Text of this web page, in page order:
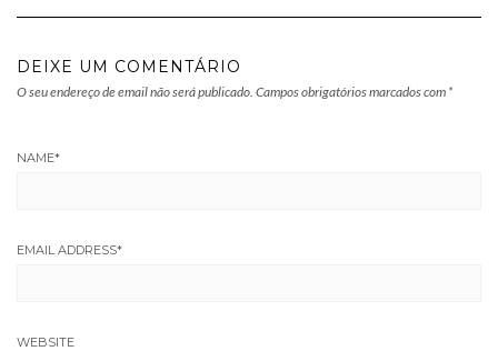
DEIXE UM COMENTÁRIO
O seu endereço de email não será publicado. Campos obrigatórios marcados com *
NAME*
EMAIL ADDRESS*
WEBSITE